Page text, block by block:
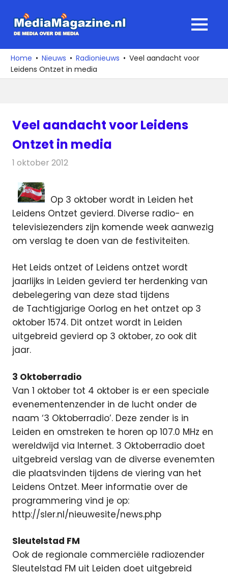
naar
media
over
de
MENU
Home Nieuws Radionieuws
Veel aandacht voor
Leidens Ontzet in media
Veel aandacht voor Leidens
Ontzet in media
1 oktober 2012
Op 3 oktober wordt in Leiden het
Leidens Ontzet gevierd. Diverse radio- en
televisiezenders zijn komende week aanwezig
om verslag te doen van de festiviteiten.
Het Leids ontzet of Leidens ontzet wordt
jaarlijks in Leiden gevierd ter herdenking van
debelegering van deze stad tijdens
de Tachtigjarige Oorlog en het ontzet op 3
oktober 1574. Dit ontzet wordt in Leiden
uitgebreid gevierd op 3 oktober, zo ook dit
jaar.
3 Oktoberradio
Van 1 oktober tot 4 oktober is er een speciale
evenementenzender in de lucht onder de
naam ‘3 Oktoberradio’. Deze zender is in
Leiden en omstreken te horen op 107.0 MHz en
wereldwijd via Internet. 3 Oktoberradio doet
uitgebreid verslag van de diverse evenemten
die plaatsvinden tijdens de viering van het
Leidens Ontzet. Meer informatie over de
programmering vind je op:
http://sler.nl/nieuwesite/news.php
Sleutelstad FM
Ook de regionale commerciële radiozender
Sleutelstad FM uit Leiden doet uitgebreid